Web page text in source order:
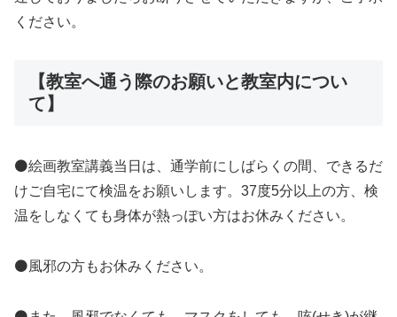
ください。
【教室へ通う際のお願いと教室内につい
て】
⚫絵画教室講義当日は、通学前にしばらくの間、できるだ
けご自宅にて検温をお願いします。37度5分以上の方、検
温をしなくても身体が熱っぽい方はお休みください。
⚫風邪の方もお休みください。